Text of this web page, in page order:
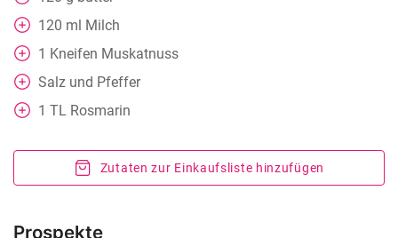
120 ml Milch
1 Kneifen Muskatnuss
Salz und Pfeffer
1 TL Rosmarin
Zutaten zur Einkaufsliste hinzufügen